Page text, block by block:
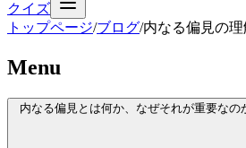
クイズ
トップページ/ブログ/内なる偏見の
Menu
内なる偏見とは何か、なぜそれが重要なの